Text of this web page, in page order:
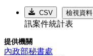
CSV 檢視資料
訊案件統計表
提供機關
內政部秘書處